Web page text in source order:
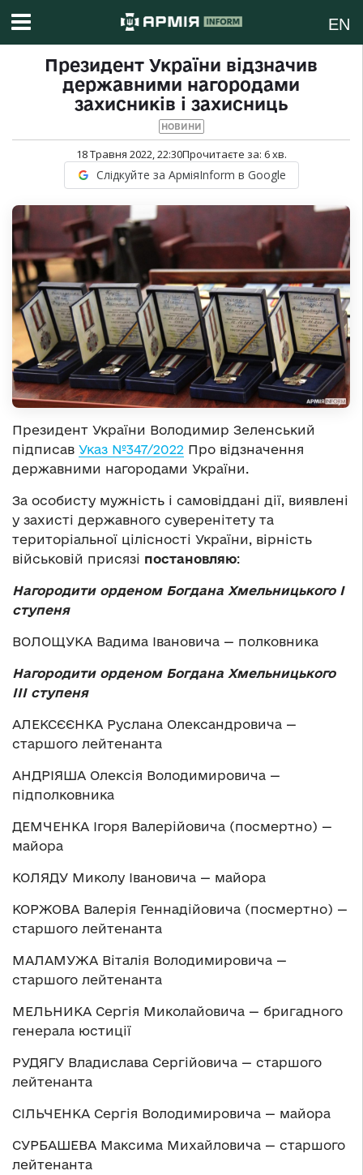
EN
Президент України відзначив
державними нагородами
захисників і захисниць
НОВИНИ
18 Травня 2022, 22:30Прочитаєте за: 6хв.
Слідкуйте за АрміяInform в Google
Президент України Володимир Зеленський
підписав Указ №347/2022 Про відзначення
державними нагородами України.
За особисту мужність і самовіддані дії, виявлені
у захисті державного суверенітету та
територіальної цілісності України, вірність
військовій присязі постановляю:
Нагородити орденом Богдана Хмельницького І
ступеня
ВОЛОЩУКА Вадима Івановича — полковника
Нагородити орденом Богдана Хмельницького
ІІІ ступеня
АЛЕКСЄЄНКА Руслана Олександровича —
старшого лейтенанта
АНДРІЯША Олексія Володимировича —
підполковника
ДЕМЧЕНКА Ігоря Валерійовича (посмертно) —
майора
КОЛЯДУ Миколу Івановича — майора
КОРЖОВА Валерія Геннадійовича (посмертно) —
старшого лейтенанта
МАЛАМУЖА Віталія Володимировича —
старшого лейтенанта
МЕЛЬНИКА Сергія Миколайовича — бригадного
генерала юстиції
РУДЯГУ Владислава Сергійовича — старшого
лейтенанта
СІЛЬЧЕНКА Сергія Володимировича — майора
СУРБАШЕВА Максима Михайловича — старшого
лейтенанта